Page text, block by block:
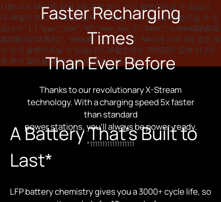
사합니다. \\A이제 리버 2에 관한 최신 소식 을받아보실 수 있습니
다.\\A할인코드 'RIVER2' 입력 시 2만원 추가 할인을 \\A받으실 수 있
습니다." }, { "type": "text", "id": "new_text_3", "label": "mobile端的邮箱
成功提示('\\A'换行)", "default": "감사합니다. \\A이제 리버 2에 관한 최
신 소식 을받아보실 수 있습니다.\\A할인코드 'RIVER2' 입력 시 2만
원 추가 할인을 \\A받으실 수 있습니다." } ] } '
Faster Recharging
Times
Than Ever Before
Thanks to our revolutionary X-Stream
technology. With a charging speed 5x faster
than standard
power stations, you'll always be power-ready.
*111111111111111111
A Battery That's Built to
Last*
LFP battery chemistry gives you a 3000+ cycle life, so